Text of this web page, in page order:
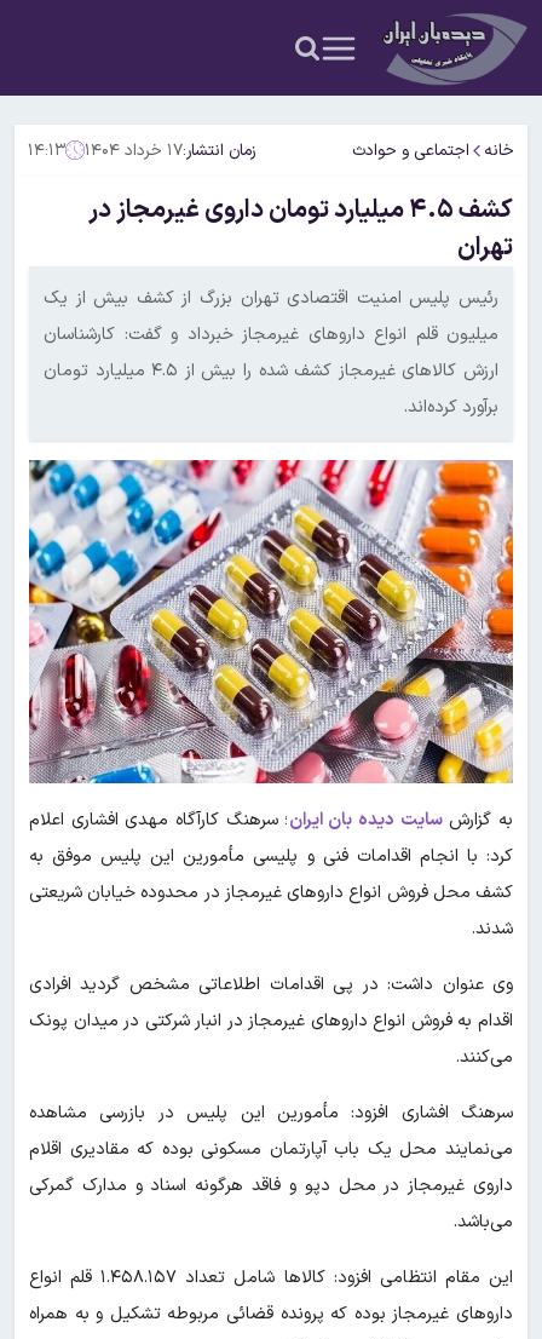
خانه اجتماعی و حوادث زمان انتشار:۱۷ خرداد ۱۴۰۴ ۱۴:۱۳
کشف ۴.۵ میلیارد تومان داروی غیرمجاز در
تهران
رئیس پلیس امنیت اقتصادی تهران بزرگ از کشف بیش از یک
میلیون قلم انواع داروهای غیرمجاز خبرداد و گفت: کارشناسان
ارزش کالاهای غیرمجاز کشف شده را بیش از ۴.۵ میلیارد تومان
برآورد کرده‌اند.
به گزارشسایت دیده بان ایران؛ سرهنگ کارآگاه مهدی افشاری اعلام
کرد: با انجام اقدامات فنی و پلیسی مأمورین این پلیس موفق به
کشف محل فروش انواع داروهای غیرمجاز در محدوده خیابان شریعتی
شدند.
وی عنوان داشت: در پی اقدامات اطلاعاتی مشخص گردید افرادی
اقدام به فروش انواع داروهای غیرمجاز در انبار شرکتی در میدان پونک
می‌کنند.
سرهنگ افشاری افزود: مأمورین این پلیس در بازرسی مشاهده
می‌نمایند محل یک باب آپارتمان مسکونی بوده که مقادیری اقلام
داروی غیرمجاز در محل دپو و فاقد هرگونه اسناد و مدارک گمرکی
می‌باشد.
این مقام انتظامی افزود: کالاها شامل تعداد ۱.۴۵۸.۱۵۷ قلم انواع
داروهای غیرمجاز بوده که پرونده قضائی مربوطه تشکیل و به همراه